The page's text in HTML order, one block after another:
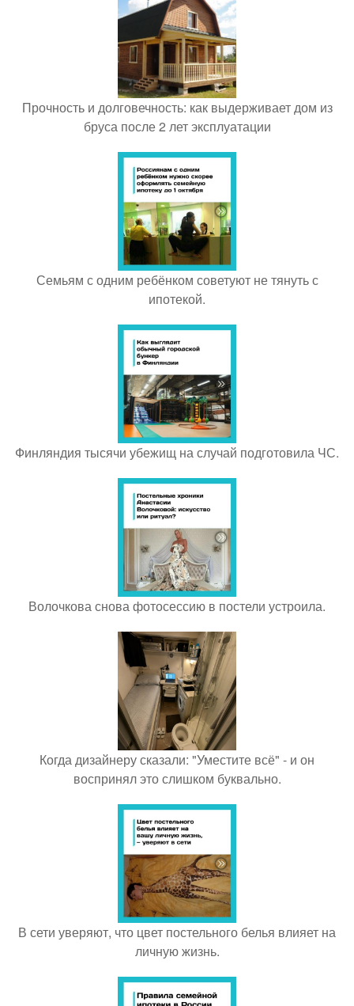
Прочность и долговечность: как выдерживает дом из
бруса после 2 лет эксплуатации
Семьям с одним ребёнком советуют не тянуть с
ипотекой.
Финляндия тысячи убежищ на случай подготовила ЧС.
Волочкова снова фотосессию в постели устроила.
Когда дизайнеру сказали: "Уместите всё" - и он
воспринял это слишком буквально.
В сети уверяют, что цвет постельного белья влияет на
личную жизнь.